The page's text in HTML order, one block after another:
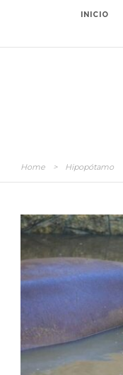
INICIO
Home > Hipopótamo